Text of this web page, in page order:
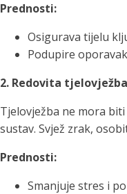
Prednosti:
Osigurava tijelu
Podupire
2. Redovita
Tjelovježba ne mora
sustav. Svjež zrak,
Prednosti:
Smanjuje stres i